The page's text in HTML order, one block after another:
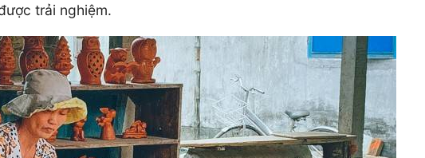
trải nghiệm.